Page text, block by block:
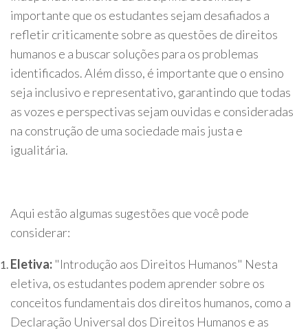
importante que os estudantes sejam desafiados a
refletir criticamente sobre as questões de direitos
humanos e a buscar soluções para os problemas
identificados. Além disso, é importante que o ensino
seja inclusivo e representativo, garantindo que todas
as vozes e perspectivas sejam ouvidas e consideradas
na construção de uma sociedade mais justa e
igualitária.
Aqui estão algumas sugestões que você pode
considerar:
Eletiva: "Introdução aos Direitos Humanos" Nesta
eletiva, os estudantes podem aprender sobre os
conceitos fundamentais dos direitos humanos, como a
Declaração Universal dos Direitos Humanos e as